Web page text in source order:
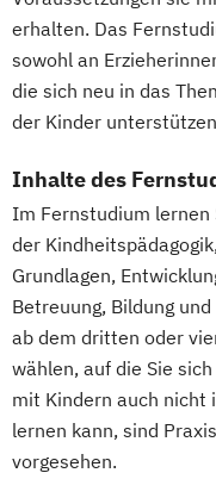
vegane
Fachberater/in
(IHK)
Fachberatung
Säuglingen
Kindern und
Psychologie
Organisations-
Psychologie mit
Psychologie
Psychologie &
Psychologie
Psychologie
Coach/in
Geprüfter
Geprüfter
Professional in
(CCI)
Geprüfter
Geprüfter
Geprüfter
Homöopathie
Kindersport
Lauftrainer
erhalten. Das
sowohl an
die sich neu in das
der Kinder
Inhalte des
Im Fernstudium lernen
der
Grundlagen,
Betreuung, Bildung
ab dem dritten oder
wählen, auf die Sie
mit Kindern auch nicht
lernen kann, sind
vorgesehen.